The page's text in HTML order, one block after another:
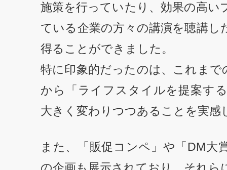
施策を行っていたり、効果の高い
ている企業の方々の講演を聴講し
得ることができました。
特に印象的だったのは、これまで
から「ライフスタイルを提案す
大きく変わりつつあることを実感
また、「販促コンペ」や「DM大